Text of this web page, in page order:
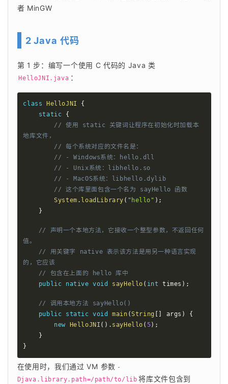
者 MinGW
2 Java 代码
HelloJNI.java ：
class HelloJNI
{
static
{
// 使用 static 关键词让程序在初始化时加载本
地库文件，
// 每个系统对应的文件名是：
// - Windows系统：hello.dll
// - Unix系统：libhello.so
// - MacOS系统：libhello.dylib
// 这个库里面包含一个名为 sayHello 函数
System . loadLibrary ( "hello" ) ;
}
// 声明一个本地方法，它接收一个整型参数，不返回任何
值。
// 用关键字 native 表示该方法是用另一种语言实现
的，它应该
// 包含在上面的 hello 库中
public
native void sayHello ( int times ) ;
// 调用本地方法 sayHello()
public
static void main (String [ ] args )
{
new HelloJNI ( ) . sayHello ( 5) ;
}
}
在使用时，我们通过 VM 参数 -
Djava.library.path=/path/to/lib 将库文件包含到